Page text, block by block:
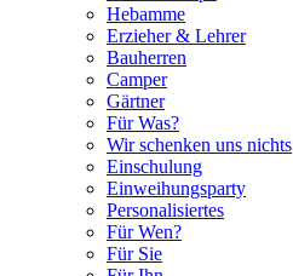
Hebamme
Erzieher & Lehrer
Bauherren
Camper
Gärtner
Für Was?
Wir schenken uns nichts
Einschulung
Einweihungsparty
Personalisiertes
Für Wen?
Für Sie